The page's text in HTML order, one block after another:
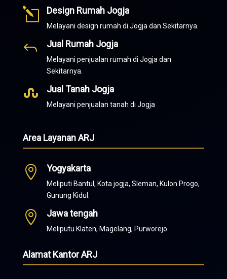
l Design Rumah Jogja
Melayani design rumah di Jogja dan Sekitarnya.
J Jual Rumah Jogja
Melayani penjualan rumah di Jogja dan
Sekitarnya.
 Jual Tanah Jogja
Melayani penjualan tanah di Jogja
Area Layanan ARJ
 Yogyakarta
Meliputi Bantul, Kota jogja, Sleman, Kulon Progo,
Gunung Kidul.
 Jawa tengah
Meliputu Klaten, Magelang, Purworejo.
Alamat Kantor ARJ